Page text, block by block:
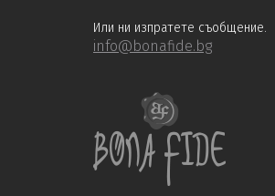
Или ни изпратете съобщение.
info@bonafide.bg